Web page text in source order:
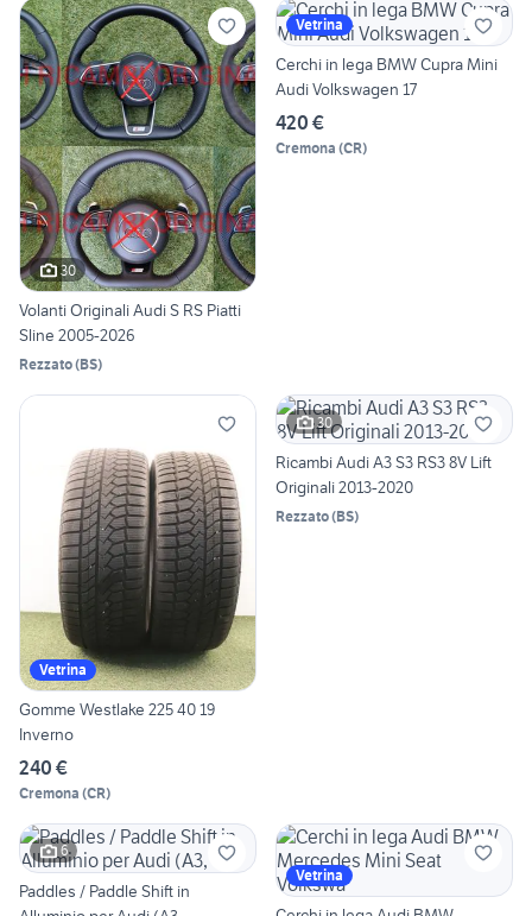
30
Volanti Originali Audi S RS Piatti
Sline 2005-2026
Rezzato(BS)
Vetrina
Cerchi in lega BMW Cupra Mini
Audi Volkswagen 17
420 €
Cremona (CR)
Vetrina
Gomme Westlake 225 40 19
Inverno
240 €
Cremona (CR)
30
Ricambi Audi A3 S3 RS3 8V Lift
Originali 2013-2020
Rezzato(BS)
6
Paddles / Paddle Shift in
Vetrina